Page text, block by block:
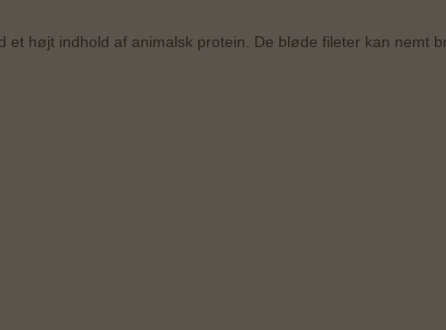
højt indhold af animalsk protein. De bløde fileter kan nemt